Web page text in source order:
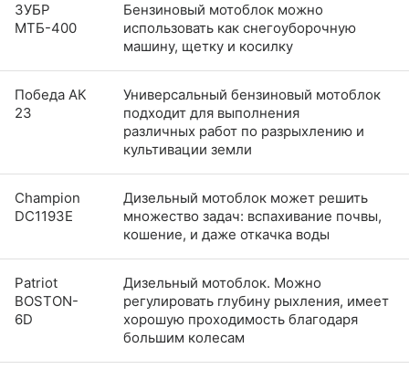
ЗУБР
МТБ-400
Бензиновый мотоблок можно
использовать как снегоуборочную
машину, щетку и косилку
Победа АК
23
Универсальный бензиновый мотоблок
подходит для выполнения
различных работ по разрыхлению и
культивации земли
Champion
DC1193E
Дизельный мотоблок может решить
множество задач: вспахивание почвы,
кошение, и даже откачка воды
Patriot
BOSTON-
6D
Дизельный мотоблок. Можно
регулировать глубину рыхления, имеет
хорошую проходимость благодаря
большим колесам